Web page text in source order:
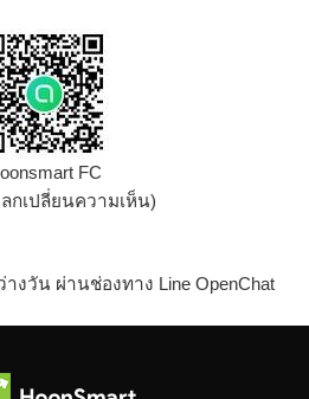
FC
กเปลี่ยนความเห็น)
งวัน ผ่านช่องทาง Line OpenChat